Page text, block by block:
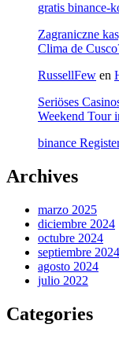
gratis binance-
Zagraniczne
Clima de
RussellFew en
Seriöses
Weekend Tour
binance
Archives
marzo 2025
diciembre 2024
octubre 2024
septiembre 2024
agosto 2024
julio 2022
Categories